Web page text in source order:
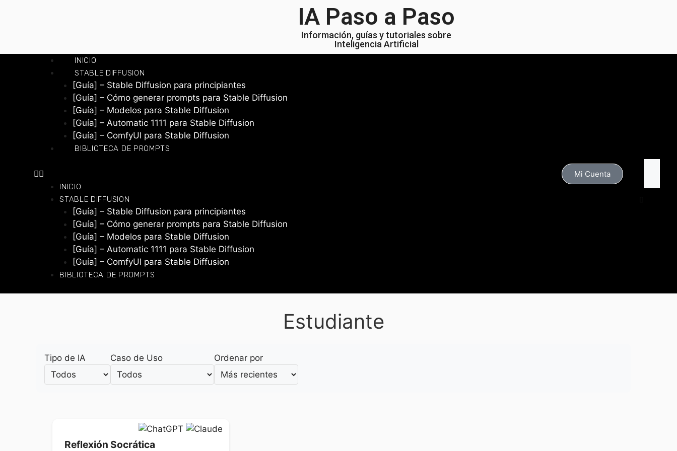
IA Paso a Paso
Información, guías y tutoriales sobre
Inteligencia Artificial
INICIO
STABLE DIFFUSION
[Guía] – Stable Diffusion para principiantes
[Guía] – Cómo generar prompts para Stable Diffusion
[Guía] – Modelos para Stable Diffusion
[Guía] – Automatic 1111 para Stable Diffusion
[Guía] – ComfyUI para Stable Diffusion
BIBLIOTECA DE PROMPTS
INICIO
STABLE DIFFUSION
[Guía] – Stable Diffusion para principiantes
[Guía] – Cómo generar prompts para Stable Diffusion
[Guía] – Modelos para Stable Diffusion
[Guía] – Automatic 1111 para Stable Diffusion
[Guía] – ComfyUI para Stable Diffusion
BIBLIOTECA DE PROMPTS
Mi Cuenta
Estudiante
Tipo de IA Caso de Uso Ordenar por
Reflexión Socrática